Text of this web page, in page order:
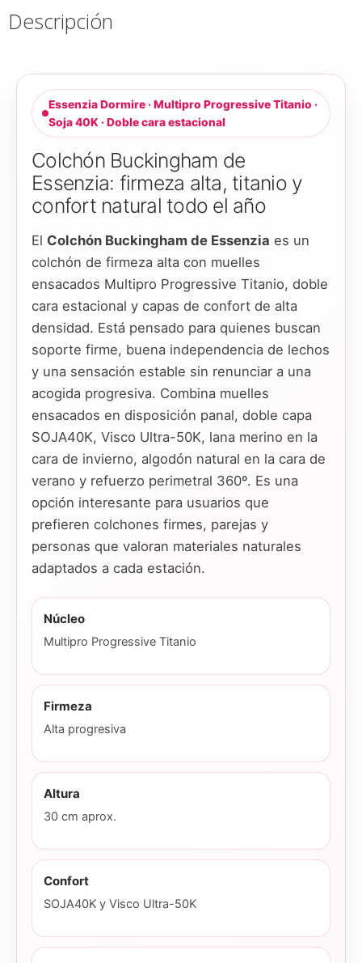
Descripción
Essenzia Dormire · Multipro Progressive Titanio ·
Soja 40K · Doble cara estacional
Colchón Buckingham de
Essenzia: firmeza alta, titanio y
confort natural todo el año
El Colchón Buckingham de Essenzia es un
colchón de firmeza alta con muelles
ensacados Multipro Progressive Titanio, doble
cara estacional y capas de confort de alta
densidad. Está pensado para quienes buscan
soporte firme, buena independencia de lechos
y una sensación estable sin renunciar a una
acogida progresiva. Combina muelles
ensacados en disposición panal, doble capa
SOJA40K, Visco Ultra-50K, lana merino en la
cara de invierno, algodón natural en la cara de
verano y refuerzo perimetral 360º. Es una
opción interesante para usuarios que
prefieren colchones firmes, parejas y
personas que valoran materiales naturales
adaptados a cada estación.
Núcleo
Multipro Progressive Titanio
Firmeza
Alta progresiva
Altura
30 cm aprox.
Confort
SOJA40K y Visco Ultra-50K